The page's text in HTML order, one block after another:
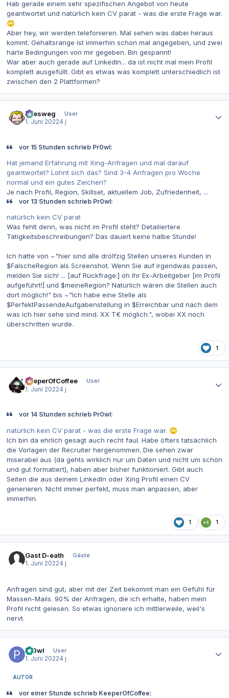
Hab gerade einem sehr spezifischen Angebot von heute
geantwortet und natürlich kein CV parat - was die erste Frage war.
🙄
Aber hey, wir werden telefonieren. Mal sehen was dabei heraus
kommt. Gehaltsrange ist immerhin schon mal angegeben, und zwei
harte Bedingungen von mir gegeben. Bin gespannt!
War aber auch gerade auf LinkedIn... da ist nicht mal mein Profil
komplett ausgefüllt. Gibt es etwas was komplett unterschiedlich ist
zwischen den 2 Plattformen?
allesweg
User
1. Juni 20224 j
vor 15 Stunden schrieb Pr0wl:
Hat jemand Erfahrung mit Xing-Anfragen und mal darauf
geantwortet? Lohnt sich das? Sind 3-4 Anfragen pro Woche
normal und ein gutes Zeichen?
Je nach Profil, Region, Skillset, aktuellem Job, Zufriedenheit, ...
vor 13 Stunden schrieb Pr0wl:
natürlich kein CV parat
Was fehlt denn, was nicht im Profil steht? Detailiertere
Tätigkeitsbeschreibungen? Das dauert keine halbe Stunde!
Ich hatte von ~"hier sind alle drölfzig Stellen unseres Kunden in
$FalscheRegion als Screenshot. Wenn Sie auf irgendwas passen,
melden Sie sich! ... [auf Rückfrage:] oh Ihr Ex-Arbeitgeber [im Profil
aufgeführt!] und $meineRegion? Natürlich wären die Stellen auch
dort möglich!" bis ~"Ich habe eine Stelle als
$PerfektPassendeAufgabenstellung in $Erreichbar und nach dem
was ich hier sehe sind mind. XX T€ möglich.", wobei XX noch
überschritten wurde.
1
KeeperOfCoffee
User
1. Juni 20224 j
vor 14 Stunden schrieb Pr0wl:
natürlich kein CV parat - was die erste Frage war. 🙄
Ich bin da ehrlich gesagt auch recht faul. Habe öfters tatsächlich
die Vorlagen der Recruiter hergenommen. Die sehen zwar
miserabel aus (da gehts wirklich nur um Daten und nicht um schön
und gut formatiert), haben aber bisher funktioniert. Gibt auch
Seiten die aus deinem LinkedIn oder Xing Profil einen CV
generieren. Nicht immer perfekt, muss man anpassen, aber
immerhin.
1 1
Gast D-eath
Gäste
1. Juni 20224 j
Anfragen sind gut, aber mit der Zeit bekommt man ein Gefühl für
Massen-Mails. 90% der Anfragen, die ich erhalte, haben mein
Profil nicht gelesen. So etwas ignoriere ich mittlerweile, weil's
nervt.
Pr0wl
User
1. Juni 20224 j
AUTOR
vor einer Stunde schrieb KeeperOfCoffee: